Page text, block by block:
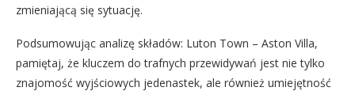
zmieniającą się sytuację.
Podsumowując analizę składów: Luton Town – Aston Villa,
pamiętaj, że kluczem do trafnych przewidywań jest nie tylko
znajomość wyjściowych jedenastek, ale również umiejętność